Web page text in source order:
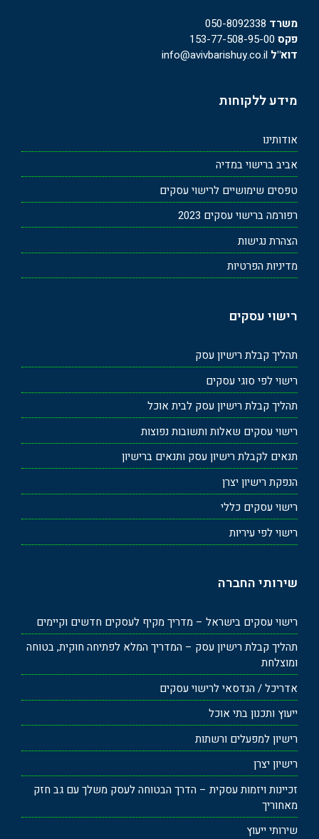
משרד 050-8092338
פקס
דוא"ל
מידע ללקוחות
אודותינו
אביב ברישוי במדיה
טפסים שימושיים לרישוי עסקים
רפורמה ברישוי עסקים 2023
הצהרת נגישות
מדיניות הפרטיות
רישוי עסקים
תהליך קבלת רישיון עסק
רישוי לפי סוגי עסקים
תהליך קבלת רישיון עסק לבית אוכל
רישוי עסקים שאלות ותשובות נפוצות
תנאים לקבלת רישיון עסק ותנאים ברישיון
הנפקת רישיון יצרן
רישוי עסקים כללי
רישוי לפי עיריות
שירותי החברה
רישוי עסקים בישראל – מדריך מקיף לעסקים חדשים וקיימים
תהליך קבלת רישיון עסק – המדריך המלא לפתיחה חוקית, בטוחה
ומוצלחת
אדריכל / הנדסאי לרישוי עסקים
ייעוץ ותכנון בתי אוכל
רישיון למפעלים ורשתות
רישיון יצרן
זכיינות ויזמות עסקית – הדרך הבטוחה לעסק משלך עם גב חזק
מאחוריך
שירותי ייעוץ